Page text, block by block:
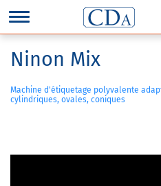
Ninon Mix
Machine d'étiquetage polyvalente
cylindriques, ovales, coniques